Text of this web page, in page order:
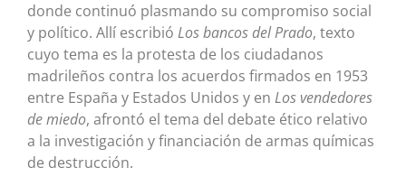
donde continuó plasmando su compromiso social
y político. Allí escribió Los bancos del Prado, texto
cuyo tema es la protesta de los ciudadanos
madrileños contra los acuerdos firmados en 1953
entre España y Estados Unidos y en Los vendedores
de miedo, afrontó el tema del debate ético relativo
a la investigación y financiación de armas químicas
de destrucción.